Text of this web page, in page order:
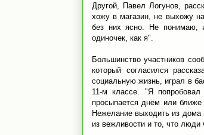
Другой, Павел Логунов,
хожу в магазин, не выхожу
без них ясно. Не понимаю,
одиночек, как я".
Большинство участников
который согласился
социальную жизнь, играл в
11-м классе. "Я
просыпается днём или ближе
Нежелание выходить из дома
из вежливости и то, что люди